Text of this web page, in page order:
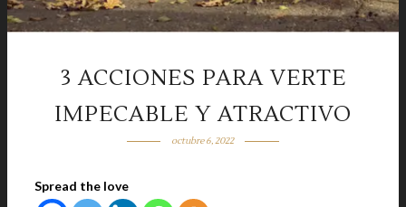
3 ACCIONES PARA VERTE
IMPECABLE Y ATRACTIVO
octubre 6, 2022
Spread the love